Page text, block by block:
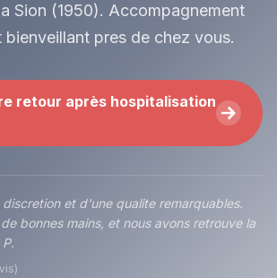
Sion (1950). Accompagnement
bienveillant pres de chez vous.
retour après hospitalisation
et d'une qualite remarquables.
bonnes mains, et nous avons retrouve la